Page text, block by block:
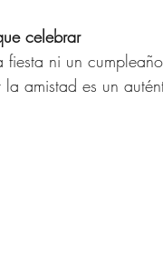
celebrar
ni un
amistad es un